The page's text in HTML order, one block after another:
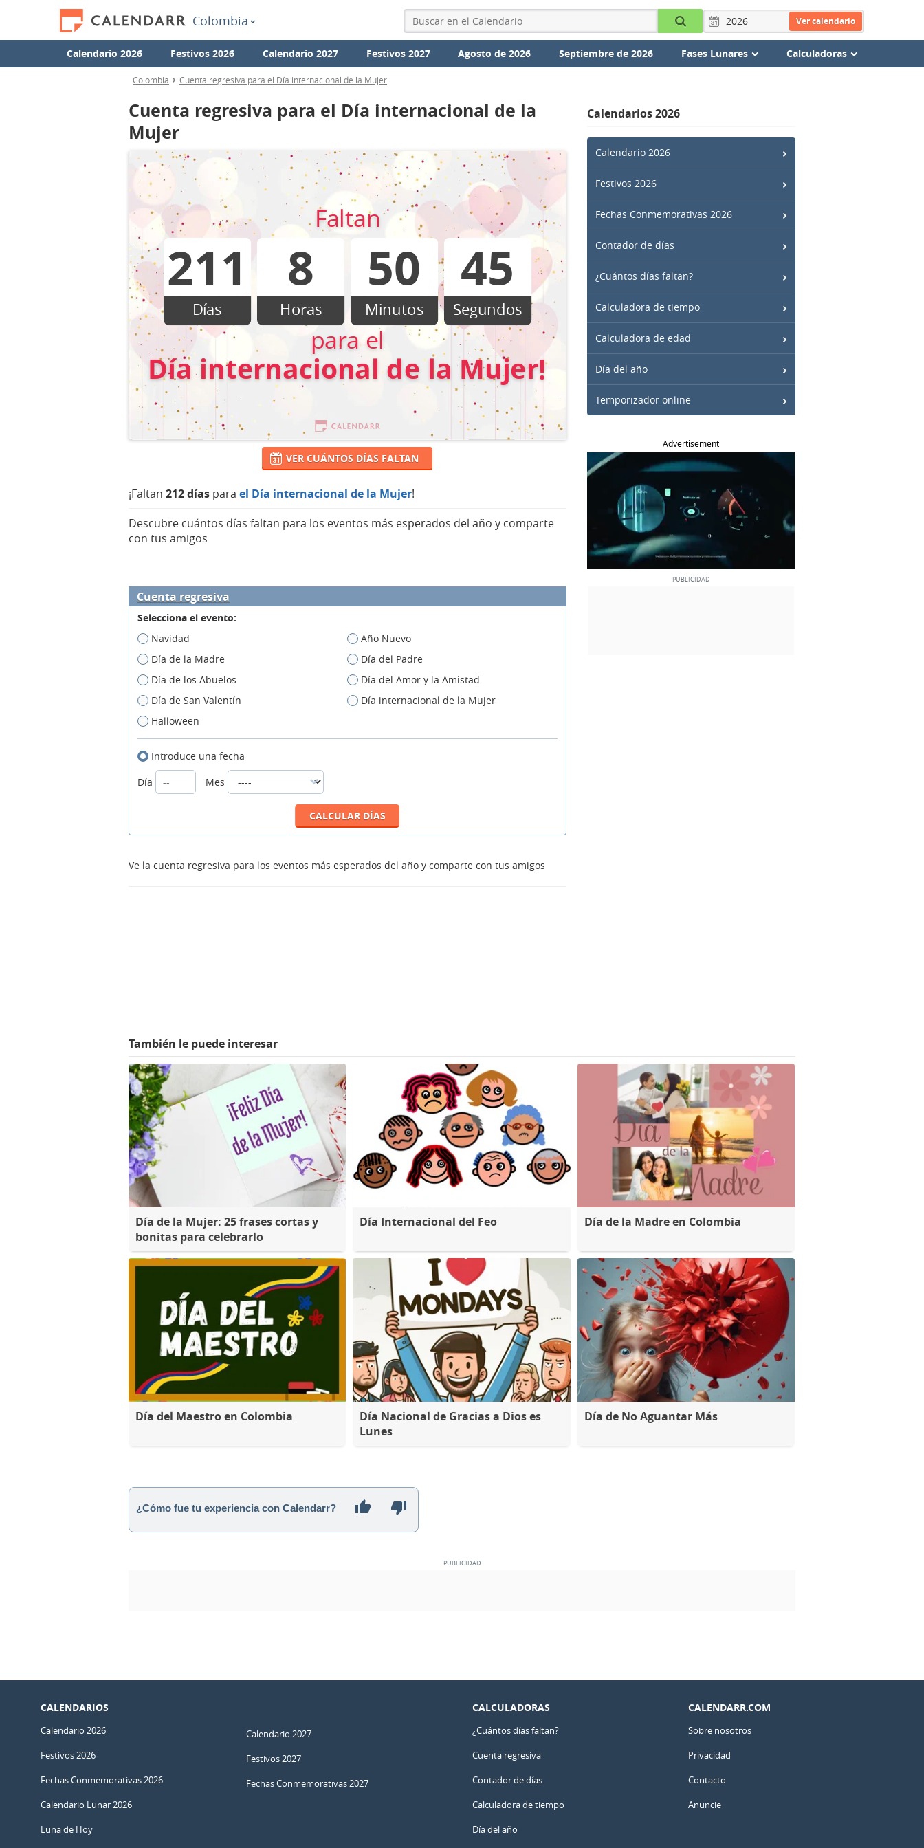
Colombia Ver calendario
Calendario 2026 Festivos 2026 Calendario 2027 Festivos 2027 Agosto de 2026 Septiembre de 2026 Fases Lunares Calculadoras
Colombia Cuenta regresiva para el Día internacional de la Mujer
Cuenta regresiva para el Día internacional de la
Mujer
Faltan
211
Días
8
Horas
50
Minutos
45
Segundos
para el
Día internacional de la Mujer!
VER CUÁNTOS DÍAS FALTAN
¡Faltan 212 días para el Día internacional de la Mujer!
Descubre cuántos días faltan para los eventos más esperados del año y comparte
con tus amigos
Cuenta regresiva
Selecciona el evento:
Navidad
Año Nuevo
Día de la Madre
Día del Padre
Día de los Abuelos
Día del Amor y la Amistad
Día de San Valentín
Día internacional de la Mujer
Halloween
Introduce una fecha
Día
Mes
Ve la cuenta regresiva para los eventos más esperados del año y comparte con tus amigos
Calendarios 2026
Calendario 2026
Festivos 2026
Fechas Conmemorativas 2026
Contador de días
¿Cuántos días faltan?
Calculadora de tiempo
Calculadora de edad
Día del año
Temporizador online
Advertisement
También le puede interesar
Día de la Mujer: 25 frases cortas y
bonitas para celebrarlo
Día Internacional del Feo Día de la Madre en Colombia
Día del Maestro en Colombia
Día Nacional de Gracias a Dios es
Lunes
Día de No Aguantar Más
¿Cómo fue tu experiencia con Calendarr?
CALENDARIOS
Calendario 2026
Festivos 2026
Fechas Conmemorativas 2026
Calendario Lunar 2026
Luna de Hoy
Calendario 2027
Festivos 2027
Fechas Conmemorativas 2027
CALCULADORAS
¿Cuántos días faltan?
Cuenta regresiva
Contador de días
Calculadora de tiempo
Día del año
CALENDARR.COM
Sobre nosotros
Privacidad
Contacto
Anuncie